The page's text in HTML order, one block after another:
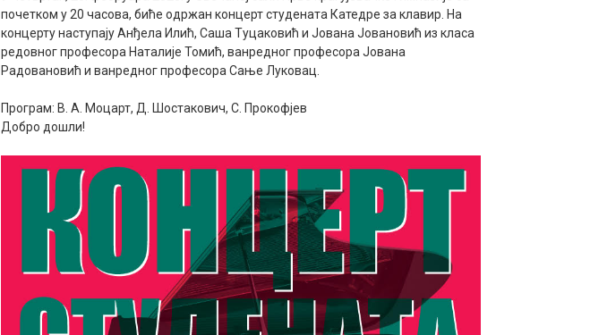
почетком у 20 часова, биће одржан концерт студената Катедре за клавир. На
концерту наступају Анђела Илић, Саша Туцаковић и Јована Јовановић из класа
редовног професора Наталије Томић, ванредног професора Јована
Радовановић и ванредног професора Сање Луковац.
Програм: В. А. Моцарт, Д. Шостакович, С. Прокофјев
Добро дошли!